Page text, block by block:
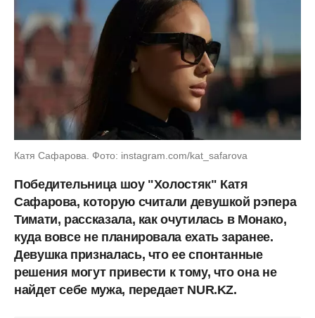
Катя Сафарова. Фото: instagram.com/kat_safarova
Победительница шоу "Холостяк" Катя
Сафарова, которую считали девушкой рэпера
Тимати, рассказала, как очутилась в Монако,
куда вовсе не планировала ехать заранее.
Девушка призналась, что ее спонтанные
решения могут привести к тому, что она не
найдет себе мужа, передает NUR.KZ.